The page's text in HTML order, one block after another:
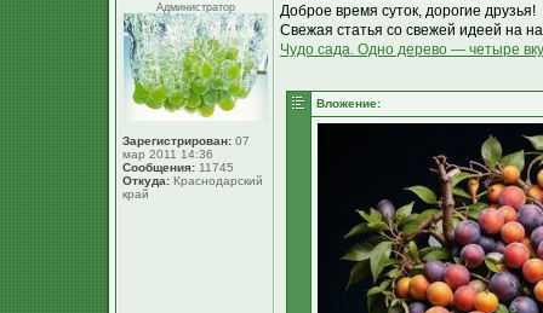
Администратор
Зарегистрирован: 07
мар 2011 14:36
Сообщения: 11745
Откуда: Краснодарский
край
Доброе время суток, дорогие друзья!
Свежая статья со свежей идеей на
Чудо сада. Одно дерево — четыре
Вложение: